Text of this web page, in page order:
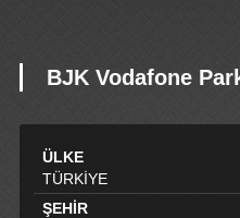
BJK Vodafone
ÜLKE
TÜRKİYE
ŞEHİR